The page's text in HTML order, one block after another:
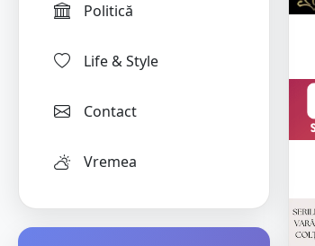
Politică
Life & Style
Contact
Vremea